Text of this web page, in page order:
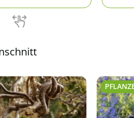
und Schneiden.